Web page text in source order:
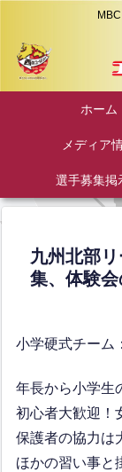
ホーム
メディア
選手募集掲
九州北部
集、体験
小学硬式チーム
年長から小学生
初心者大歓迎！
保護者の協力は
ほかの習い事と